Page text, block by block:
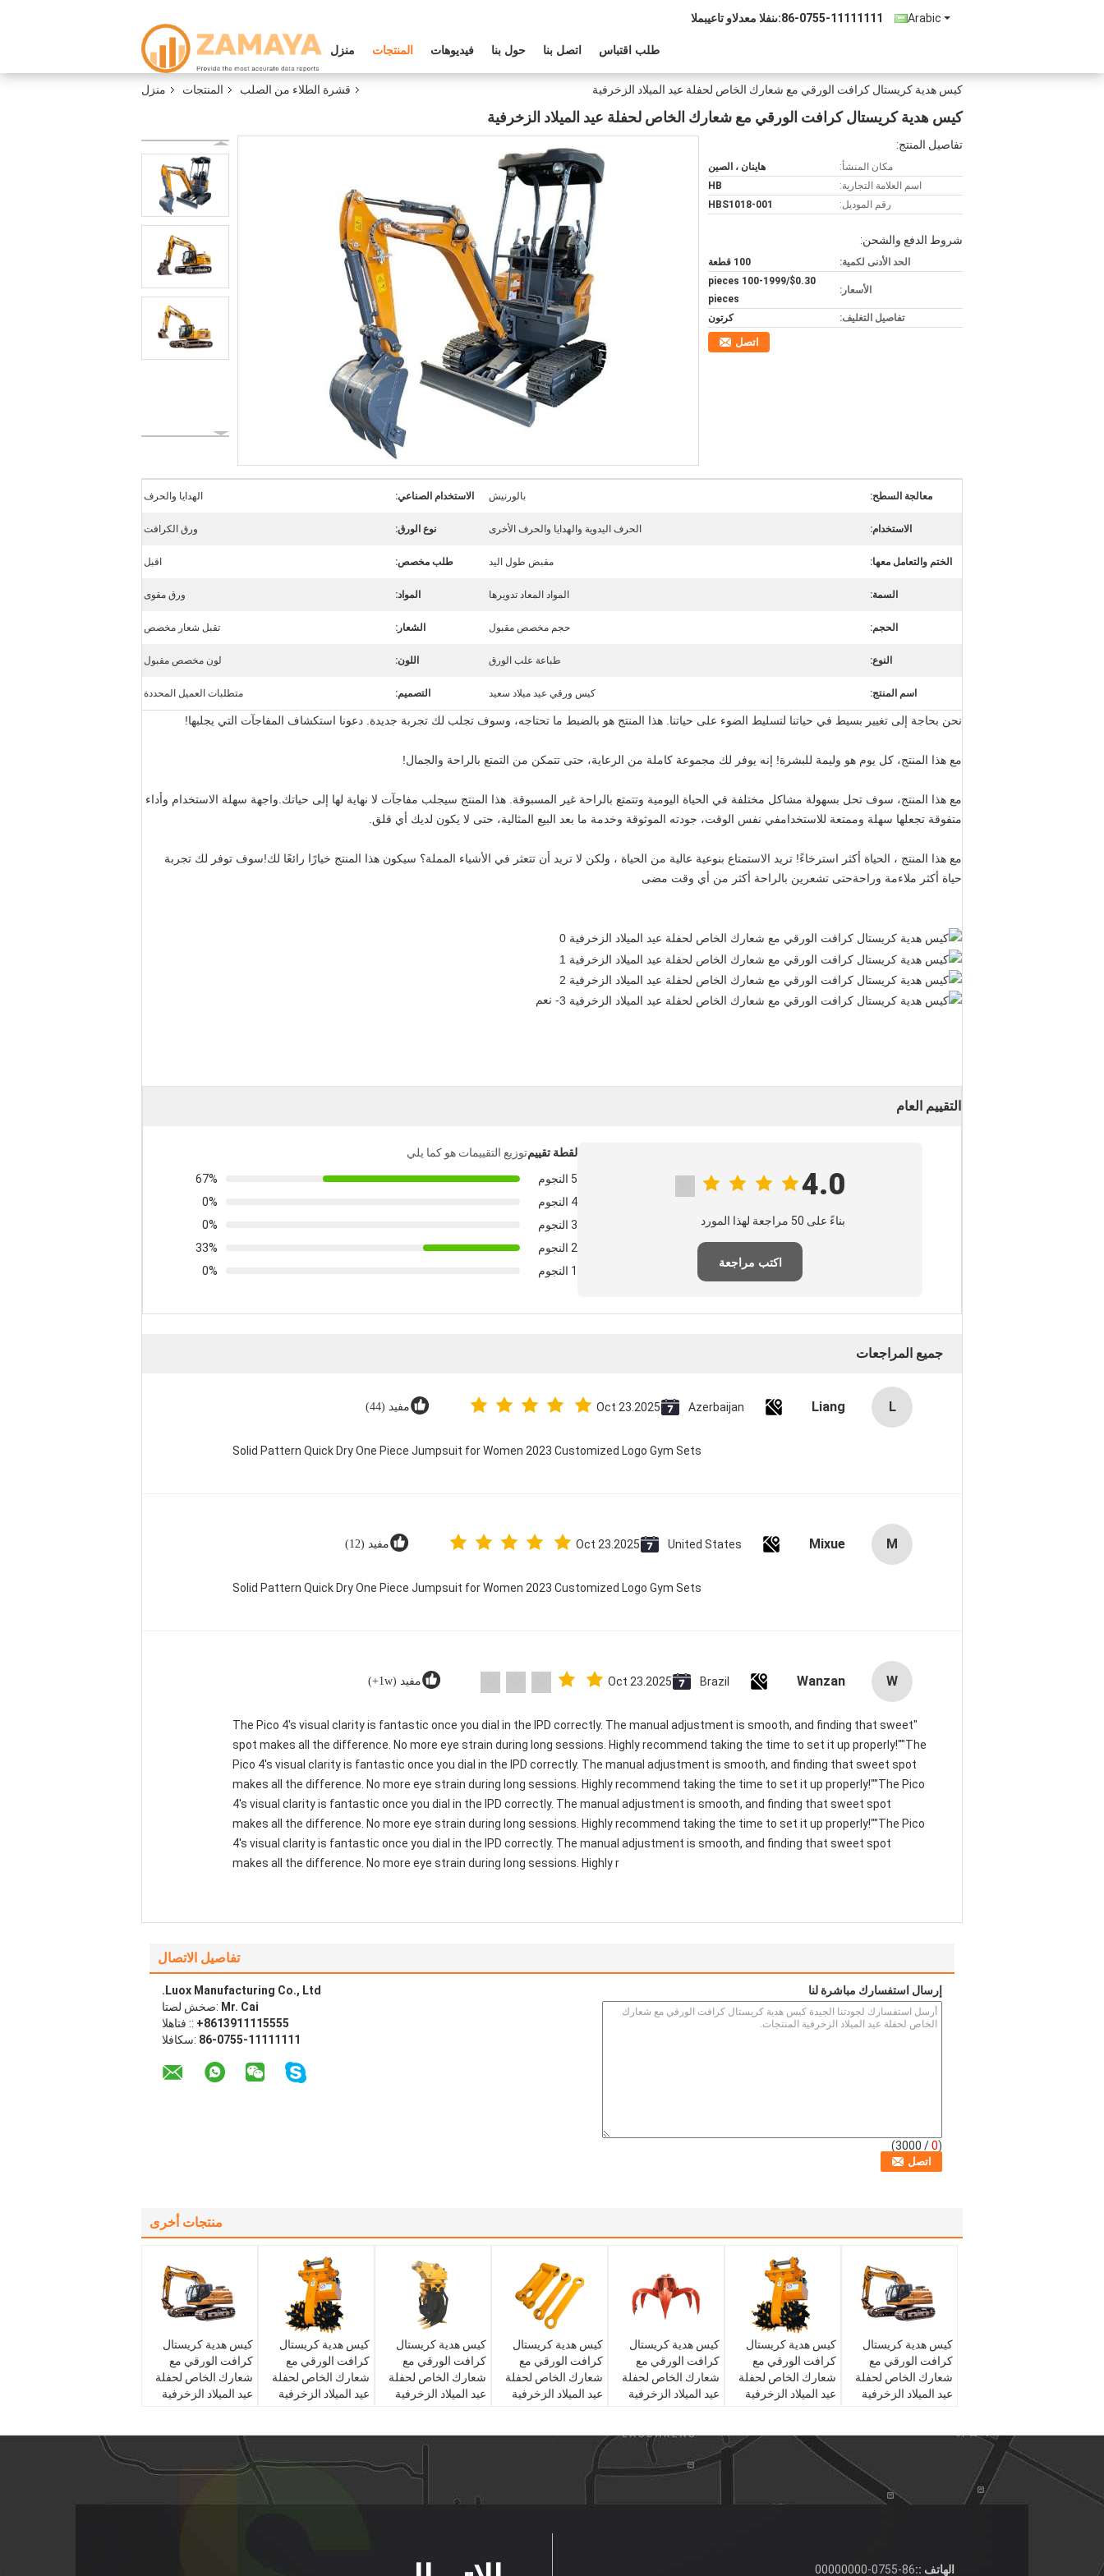
Arabic المبيعات والدعم الفنى:86-0755-11111111
منزل المنتجات فيديوهات حول بنا اتصل بنا طلب اقتباس
منزل المنتجات قشرة الطلاء من الصلب كيس هدية كريستال كرافت الورقي مع شعارك الخاص لحفلة عيد الميلاد الزخرفية
كيس هدية كريستال كرافت الورقي مع شعارك الخاص لحفلة عيد الميلاد الزخرفية
تفاصيل المنتج:
مكان المنشأ:
هاينان ، الصين
اسم العلامة التجارية:
HB
رقم الموديل:
HBS1018-001
شروط الدفع والشحن:
الحد الأدنى لكمية: 100 قطعة
الأسعار:
$0.30/pieces 100-1999
pieces
تفاصيل التغليف:
كرتون
اتصل
معالجة السطح: بالورنيش الاستخدام الصناعي: الهدايا والحرف
الاستخدام: الحرف اليدوية والهدايا والحرف الأخرى نوع الورق: ورق الكرافت
الختم والتعامل معها: مقبض طول اليد طلب مخصص: اقبل
السمة: المواد المعاد تدويرها المواد: ورق مقوى
الحجم: حجم مخصص مقبول الشعار: تقبل شعار مخصص
النوع: طباعة علب الورق اللون: لون مخصص مقبول
اسم المنتج: كيس ورقي عيد ميلاد سعيد التصميم: متطلبات العميل المحددة
نحن بحاجة إلى تغيير بسيط في حياتنا لتسليط الضوء على حياتنا. هذا المنتج هو بالضبط ما تحتاجه، وسوف تجلب لك تجربة جديدة. دعونا استكشاف المفاجآت التي يجلبها!
مع هذا المنتج، كل يوم هو وليمة للبشرة! إنه يوفر لك مجموعة كاملة من الرعاية، حتى تتمكن من التمتع بالراحة والجمال!
مع هذا المنتج، سوف تحل بسهولة مشاكل مختلفة في الحياة اليومية وتتمتع بالراحة غير المسبوقة. هذا المنتج سيجلب مفاجآت لا نهاية لها إلى حياتك.واجهة سهلة الاستخدام وأداء
متفوقة تجعلها سهلة وممتعة للاستخدامفي نفس الوقت، جودته الموثوقة وخدمة ما بعد البيع المثالية، حتى لا يكون لديك أي قلق.
مع هذا المنتج ، الحياة أكثر استرخاءً! تريد الاستمتاع بنوعية عالية من الحياة ، ولكن لا تريد أن تتعثر في الأشياء المملة؟ سيكون هذا المنتج خيارًا رائعًا لك!سوف توفر لك تجربة
حياة أكثر ملاءمة وراحةحتى تشعرين بالراحة أكثر من أي وقت مضى
- نعم
التقييم العام
4.0
بناءً على 50 مراجعة لهذا المورد
اكتب مراجعة
لقطة تقييمتوزيع التقييمات هو كما يلي
5 النجوم
67%
4 النجوم
0%
3 النجوم
0%
2 النجوم
33%
1 النجوم
0%
جميع المراجعات
L
Liang
Azerbaijan
Oct 23.2025 مفيد (44)
Solid Pattern Quick Dry One Piece Jumpsuit for Women 2023 Customized Logo Gym Sets
M
Mixue
United States
Oct 23.2025 مفيد (12)
Solid Pattern Quick Dry One Piece Jumpsuit for Women 2023 Customized Logo Gym Sets
W
Wanzan
Brazil
Oct 23.2025 مفيد (1w+)
"The Pico 4's visual clarity is fantastic once you dial in the IPD correctly. The manual adjustment is smooth, and finding that sweet
spot makes all the difference. No more eye strain during long sessions. Highly recommend taking the time to set it up properly!""The
Pico 4's visual clarity is fantastic once you dial in the IPD correctly. The manual adjustment is smooth, and finding that sweet spot
makes all the difference. No more eye strain during long sessions. Highly recommend taking the time to set it up properly!""The Pico
4's visual clarity is fantastic once you dial in the IPD correctly. The manual adjustment is smooth, and finding that sweet spot
makes all the difference. No more eye strain during long sessions. Highly recommend taking the time to set it up properly!""The Pico
4's visual clarity is fantastic once you dial in the IPD correctly. The manual adjustment is smooth, and finding that sweet spot
makes all the difference. No more eye strain during long sessions. Highly r
تفاصيل الاتصال
Luox Manufacturing Co., Ltd.
اتصل شخص: Mr. Cai
الهاتف :: +8613911115555
الفاكس: 86-0755-11111111
إرسال استفسارك مباشرة لنا
(
0
/ 3000)
منتجات أخرى
كيس هدية كريستال
كرافت الورقي مع
شعارك الخاص لحفلة
عيد الميلاد الزخرفية
كيس هدية كريستال
كرافت الورقي مع
شعارك الخاص لحفلة
عيد الميلاد الزخرفية
كيس هدية كريستال
كرافت الورقي مع
شعارك الخاص لحفلة
عيد الميلاد الزخرفية
كيس هدية كريستال
كرافت الورقي مع
شعارك الخاص لحفلة
عيد الميلاد الزخرفية
كيس هدية كريستال
كرافت الورقي مع
شعارك الخاص لحفلة
عيد الميلاد الزخرفية
كيس هدية كريستال
كرافت الورقي مع
شعارك الخاص لحفلة
عيد الميلاد الزخرفية
كيس هدية كريستال
كرافت الورقي مع
شعارك الخاص لحفلة
عيد الميلاد الزخرفية
الهاتف ::86-0755-00000000